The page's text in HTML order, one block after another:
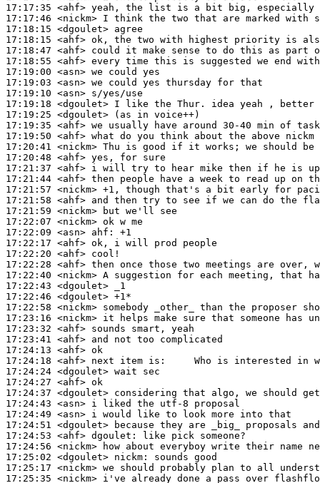
17:17:35 <ahf>
17:17:46 <nickm>
17:18:15 <dgoulet>
17:18:15 <ahf>
17:18:47 <ahf>
17:18:55 <ahf>
17:19:00 <asn>
17:19:03 <asn>
17:19:10 <asn>
17:19:18 <dgoulet>
17:19:25 <dgoulet>
17:19:35 <ahf>
17:19:50 <ahf>
17:20:41 <nickm>
17:20:48 <ahf>
17:21:37 <ahf>
17:21:44 <ahf>
17:21:57 <nickm>
17:21:58 <ahf>
17:21:59 <nickm>
17:22:07 <nickm>
17:22:09 <asn> ahf:
17:22:17 <ahf>
17:22:20 <ahf>
17:22:28 <ahf>
17:22:40 <nickm>
17:22:43 <dgoulet>
17:22:46 <dgoulet>
17:22:58 <nickm>
17:23:16 <nickm>
17:23:32 <ahf>
17:23:41 <ahf>
17:24:13 <ahf>
17:24:18 <ahf>
17:24:24 <dgoulet>
17:24:27 <ahf>
17:24:37 <dgoulet>
17:24:43 <asn>
17:24:49 <asn>
17:24:51 <dgoulet>
17:24:53 <ahf> dgoulet:
17:24:56 <nickm>
17:25:02 <dgoulet> nickm:
17:25:17 <nickm>
17:25:35 <nickm>